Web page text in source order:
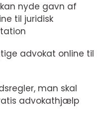
nyde gavn af
til juridisk
advokat online til
man skal
advokathjælp